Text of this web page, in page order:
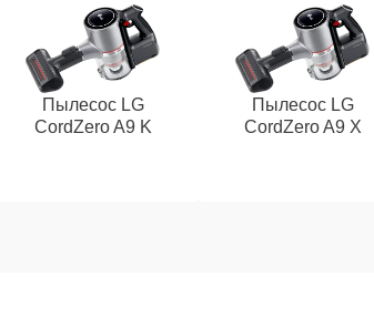
Пылесос LG
CordZero A9 K
Пылесос LG
CordZero A9 X